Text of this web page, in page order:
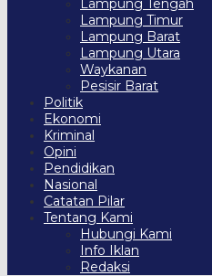
Lampung Tengah
Lampung Timur
Lampung Barat
Lampung Utara
Waykanan
Pesisir Barat
Politik
Ekonomi
Kriminal
Opini
Pendidikan
Nasional
Catatan Pilar
Tentang Kami
Hubungi Kami
Info Iklan
Redaksi